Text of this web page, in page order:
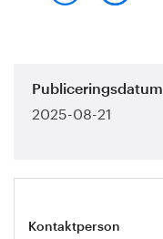
Publiceringsdatum
2025-08-21
Kontaktperson